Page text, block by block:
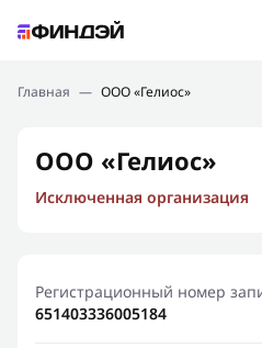
Подбор займа
Новости
Финансовое просвещение
Главная — ООО «Гелиос»
ООО «Гелиос»
Исключенная организация
Регистрационный номер
651403336005184
Ошибка:Контактная форма
Спасибо, что написали нам
Мы свяжемся с Вами в
результат
Отправить